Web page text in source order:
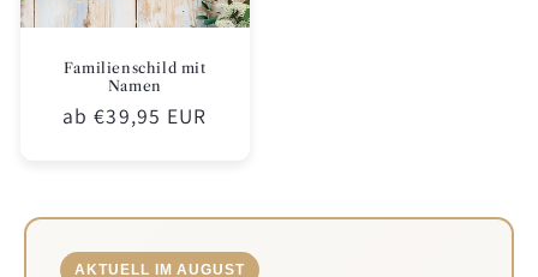
Familienschild mit
Namen
Normaler
ab €39,95 EUR
AKTUELL IM AUGUST